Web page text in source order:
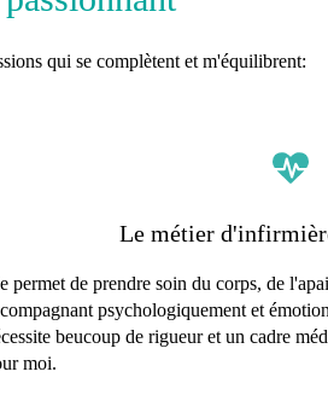
qui se complètent et m'équilibrent:
Le métier
permet de prendre soin du corps, de
psychologiquement et
beucoup de rigueur et un cadre
moi.